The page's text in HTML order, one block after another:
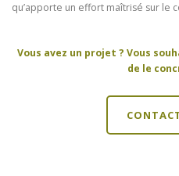
qu’apporte un effort maîtrisé sur le
Vous avez un projet ? Vous
de le